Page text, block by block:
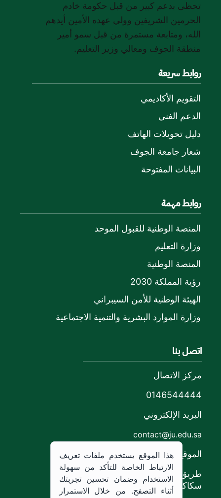
تحظى بدعم كبير من قبل حكومة خادم
الحرمين الشريفين وولي عهده الأمين أيدهم
الله، ومتابعة مستمرة من قبل سمو أمير
منطقة الجوف ومعالي وزير التعليم.
روابط سريعة
التقويم الأكاديمي
الدعم الفني
دليل تحويلات الهاتف
شعار جامعة الجوف
البيانات المفتوحة
روابط مهمة
المنصة الوطنية للقبول الموحد
وزارة التعليم
المنصة الوطنية
رؤية المملكة 2030
الهيئة الوطنية للأمن السيبراني
وزارة الموارد البشرية والتنمية الاجتماعية
اتصل بنا
مركز الاتصال
0146544444
البريد الإلكتروني
contact@ju.edu.sa
الموقع
طريق الملك خالد،
سكاكا, المملكة العربية السعودية.
هذا الموقع يستخدم ملفات تعريف
الارتباط الخاصة للتأكد من سهولة
الاستخدام وضمان تحسين تجربتك
أثناء التصفح. من خلال الاستمرار